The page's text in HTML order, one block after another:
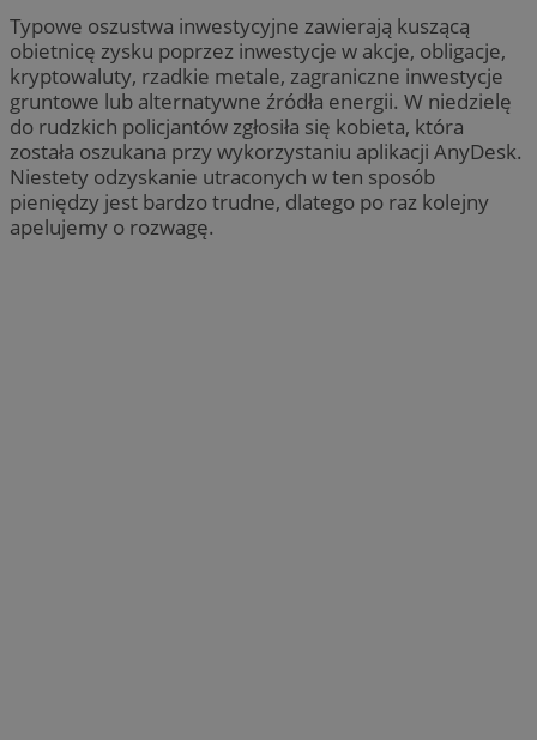
Typowe oszustwa inwestycyjne zawierają kuszącą
obietnicę zysku poprzez inwestycje w akcje, obligacje,
kryptowaluty, rzadkie metale, zagraniczne inwestycje
gruntowe lub alternatywne źródła energii. W niedzielę
do rudzkich policjantów zgłosiła się kobieta, która
została oszukana przy wykorzystaniu aplikacji AnyDesk.
Niestety odzyskanie utraconych w ten sposób
pieniędzy jest bardzo trudne, dlatego po raz kolejny
apelujemy o rozwagę.